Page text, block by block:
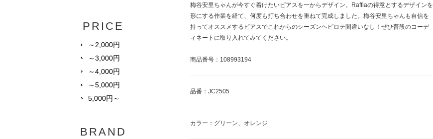
梅谷安里ちゃんが今すぐ着けたいピアスを一からデザイン。Raffiaの得意とするデザインを
形にする作業を経て、何度も打ち合わせを重ねて完成しました。梅谷安里ちゃんも自信を
持ってオススメするピアスでこれからのシーズンヘビロテ間違いなし！ぜひ普段のコーデ
ィネートに取り入れてみてください。
商品番号：108993194
品番：JC2505
カラー：グリーン、オレンジ
PRICE
～2,000円
～3,000円
～4,000円
～5,000円
5,000円～
BRAND